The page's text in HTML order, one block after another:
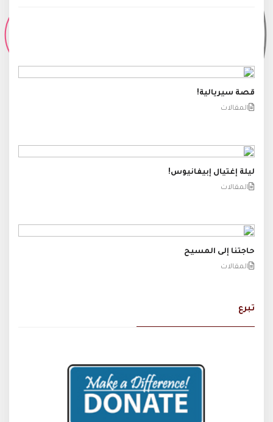
قصة سيريالية!
المقالات
ليلة إغتيال إبيفانيوس!
المقالات
حاجتنا إلى المسيح
المقالات
تبرع